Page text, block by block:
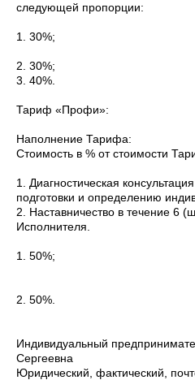
следующей пропорции:
1. 30%;
2. 30%;
3. 40%.
Тариф «Профи»:
Наполнение Тарифа:
Стоимость в % от стоимости
1. Диагностическая
подготовки и определению
2. Наставничество в течение 6
Исполнителя.
1. 50%;
2. 50%.
Индивидуальный
Сергеевна
Юридический, фактический,